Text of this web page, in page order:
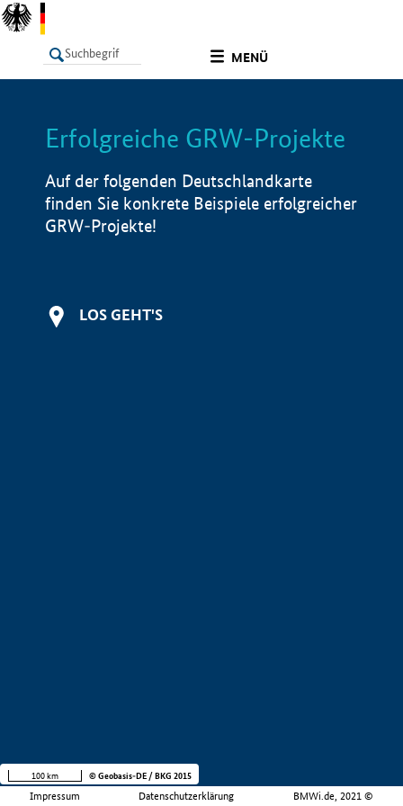
MENÜ
LISTE Info
Erfolgreiche GRW-Projekte
Auf der folgenden Deutschlandkarte
finden Sie konkrete Beispiele erfolgreicher
GRW-Projekte!
LOS GEHT'S
Impressum Datenschutzerklärung BMWi.de, 2021 ©
100 km © Geobasis-DE / BKG 2015